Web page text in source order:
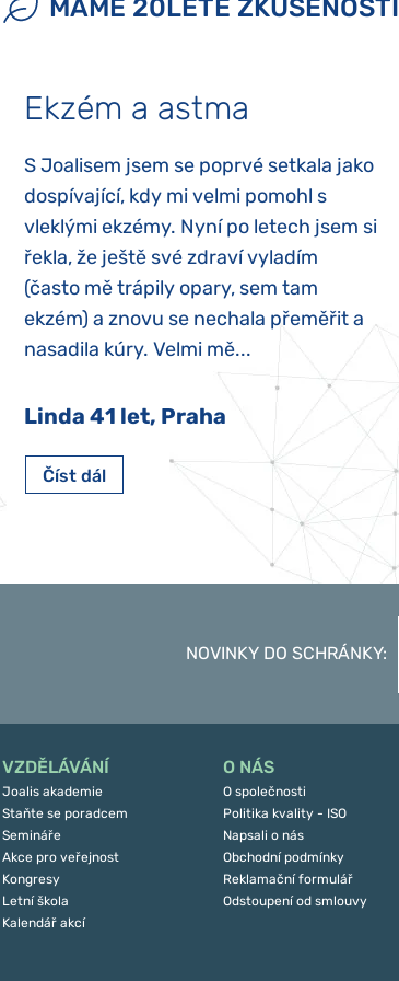
MÁME 20LETÉ ZKUŠENOSTI
Ekzém a astma
S Joalisem jsem se poprvé setkala jako
dospívající, kdy mi velmi pomohl s
vleklými ekzémy. Nyní po letech jsem si
řekla, že ještě své zdraví vyladím
(často mě trápily opary, sem tam
ekzém) a znovu se nechala přeměřit a
nasadila kúry. Velmi mě...
Linda 41 let, Praha
Číst dál
NOVINKY DO SCHRÁNKY:
VZDĚLÁVÁNÍ
Joalis akademie
Staňte se poradcem
Semináře
Akce pro veřejnost
Kongresy
Letní škola
Kalendář akcí
O NÁS
O společnosti
Politika kvality - ISO
Napsali o nás
Obchodní podmínky
Reklamační formulář
Odstoupení od smlouvy